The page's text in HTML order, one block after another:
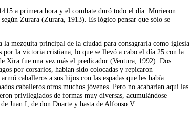
a primera hora y el combate duró todo el día. Murieron
Zurara (Zurara, 1913). Es lógico pensar que sólo se
mezquita principal de la ciudad para consagrarla como iglesia
por la victoria cristiana, lo que se llevó a cabo el día 25 con la
Xira fue una vez más el predicador (Ventura, 1992). Dos
por corsarios, habían sido colocadas y repicaron
caballeros a sus hijos con las espadas que les había
caballeros otros muchos jóvenes. Pero no acabarían aquí las
privilegiados de formas muy diversas, acumulándose
Juan I, de don Duarte y hasta de Alfonso V.